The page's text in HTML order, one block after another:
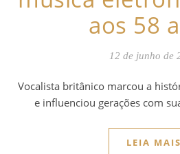
aos 58
12 de junho de
Vocalista britânico marcou a história da música eletrônica
e influenciou gerações com
LEIA MAIS